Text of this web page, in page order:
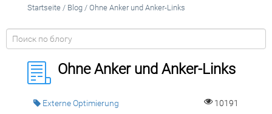
Startseite / Blog / Ohne Anker und Anker-Links
Ohne Anker und Anker-Links
Externe Optimierung 10191